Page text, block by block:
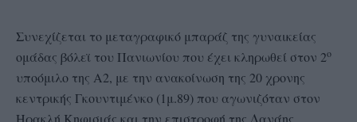
Συνεχίζεται το μεταγραφικό μπαράζ της γυναικείας
ομάδας βόλεϊ του Πανιωνίου που έχει κληρωθεί στον 2ο
υποόμιλο της Α2, με την ανακοίνωση της 20 χρονης
κεντρικής Γκουντιμένκο (1μ.89) που αγωνιζόταν στον
Ηρακλή Κηφισιάς και την επιστροφή της Δανάης